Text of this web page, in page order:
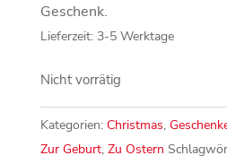
Geschenk.
Lieferzeit: 3-5 Werktage
Nicht vorrätig
Kategorien: Christmas,
Zur Geburt, Zu Ostern